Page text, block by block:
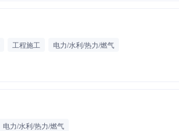
工程施工
电力/水利/热力/燃气
电力/水利/热力/燃气